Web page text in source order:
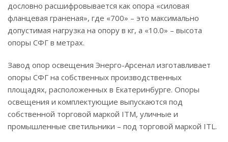
дословно расшифровывается как опора «силовая
фланцевая граненая», где «700» – это максимально
допустимая нагрузка на опору в кг, а «10.0» – высота
опоры СФГ в метрах.
Завод опор освещения Энерго-Арсенал изготавливает
опоры СФГ на собственных производственных
площадях, расположенных в Екатеринбурге. Опоры
освещения и комплектующие выпускаются под
собственной торговой маркой ITM, уличные и
промышленные светильники – под торговой маркой ITL.